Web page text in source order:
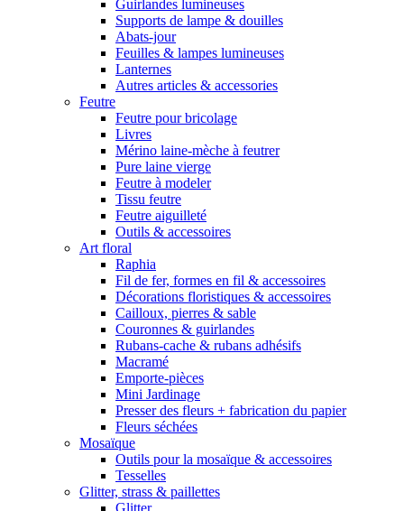
Guirlandes lumineuses
Supports de lampe & douilles
Abats-jour
Feuilles & lampes lumineuses
Lanternes
Autres articles & accessories
Feutre
Feutre pour bricolage
Livres
Mérino laine-mèche à feutrer
Pure laine vierge
Feutre à modeler
Tissu feutre
Feutre aiguilleté
Outils & accessoires
Art floral
Raphia
Fil de fer, formes en fil & accessoires
Décorations floristiques & accessoires
Cailloux, pierres & sable
Couronnes & guirlandes
Rubans-cache & rubans adhésifs
Macramé
Emporte-pièces
Mini Jardinage
Presser des fleurs + fabrication du papier
Fleurs séchées
Mosaïque
Outils pour la mosaïque & accessoires
Tesselles
Glitter, strass & paillettes
Glitter